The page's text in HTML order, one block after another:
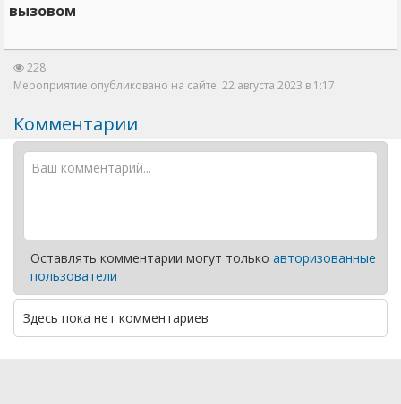
вызовом
228
Мероприятие опубликовано на сайте: 22 августа 2023 в 1:17
Комментарии
Оставлять комментарии могут только авторизованные
пользователи
Здесь пока нет комментариев